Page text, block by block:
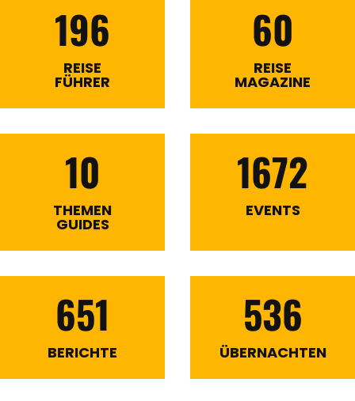
196
REISE
FÜHRER
60
REISE
MAGAZINE
10
THEMEN
GUIDES
1672
EVENTS
651
BERICHTE
536
ÜBERNACHTEN